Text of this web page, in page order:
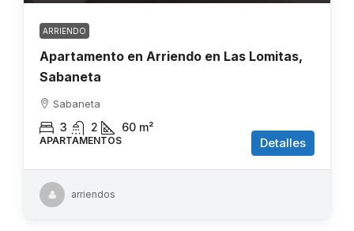
ARRIENDO
Apartamento en Arriendo en Las Lomitas,
Sabaneta
Sabaneta
3 2 60 m²
APARTAMENTOS Detalles
arriendos